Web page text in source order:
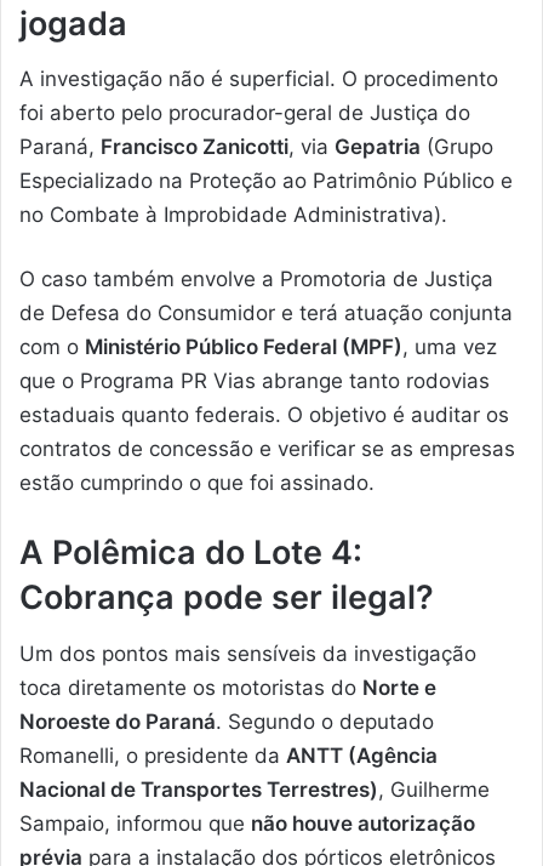
jogada
A investigação não é superficial. O procedimento
foi aberto pelo procurador-geral de Justiça do
Paraná, Francisco Zanicotti, via Gepatria (Grupo
Especializado na Proteção ao Patrimônio Público e
no Combate à Improbidade Administrativa).
O caso também envolve a Promotoria de Justiça
de Defesa do Consumidor e terá atuação conjunta
com o Ministério Público Federal (MPF), uma vez
que o Programa PR Vias abrange tanto rodovias
estaduais quanto federais. O objetivo é auditar os
contratos de concessão e verificar se as empresas
estão cumprindo o que foi assinado.
A Polêmica do Lote 4:
Cobrança pode ser ilegal?
Um dos pontos mais sensíveis da investigação
toca diretamente os motoristas do Norte e
Noroeste do Paraná. Segundo o deputado
Romanelli, o presidente da ANTT (Agência
Nacional de Transportes Terrestres) , Guilherme
Sampaio, informou que não houve autorização
prévia para a instalação dos pórticos eletrônicos